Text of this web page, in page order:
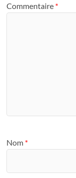
Commentaire *
Nom *